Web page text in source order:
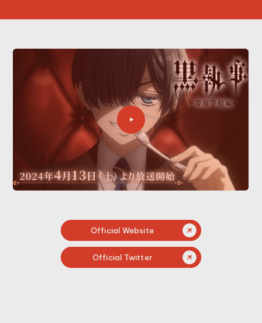
Official Website
Official Twitter